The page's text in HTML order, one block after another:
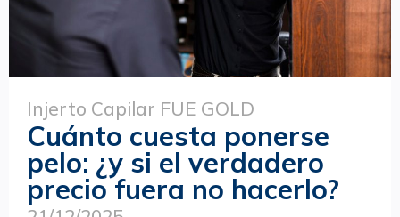
Injerto Capilar FUE GOLD
Cuánto cuesta ponerse
pelo: ¿y si el verdadero
precio fuera no hacerlo?